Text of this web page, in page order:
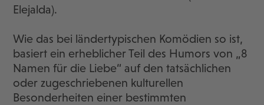
Elejalda).
Wie das bei ländertypischen Komödien so ist,
basiert ein erheblicher Teil des Humors von „8
Namen für die Liebe“ auf den tatsächlichen
oder zugeschriebenen kulturellen
Besonderheiten einer bestimmten